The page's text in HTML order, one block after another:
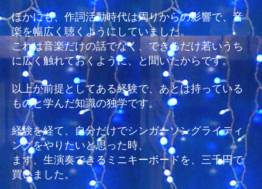
ほかにも、作詞活動時代は周りからの影響で、音
楽を幅広く聴くようにしていました。
これは音楽だけの話でなく、できるだけ若いうち
に広く触れておくように、と聞いたからです。
以上が前提としてある経験で、あとは持っている
ものと学んだ知識の独学です。
経験を経て、自分だけでシンガーソングライティ
ングをやりたいと思った時、
まず、生演奏できるミニキーボードを、三千円で
買いました。